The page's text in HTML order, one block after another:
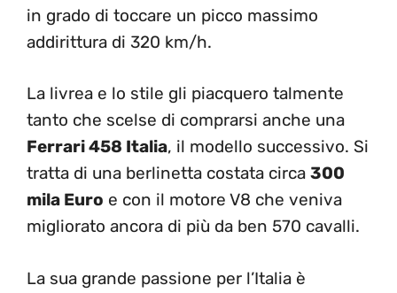
in grado di toccare un picco massimo
addirittura di 320 km/h.
La livrea e lo stile gli piacquero talmente
tanto che scelse di comprarsi anche una
Ferrari 458 Italia, il modello successivo. Si
tratta di una berlinetta costata circa 300
mila Euro e con il motore V8 che veniva
migliorato ancora di più da ben 570 cavalli.
La sua grande passione per l’Italia è